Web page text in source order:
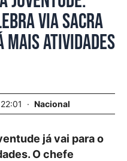
Via Sacra
atividades
Nacional
já vai para o
O chefe